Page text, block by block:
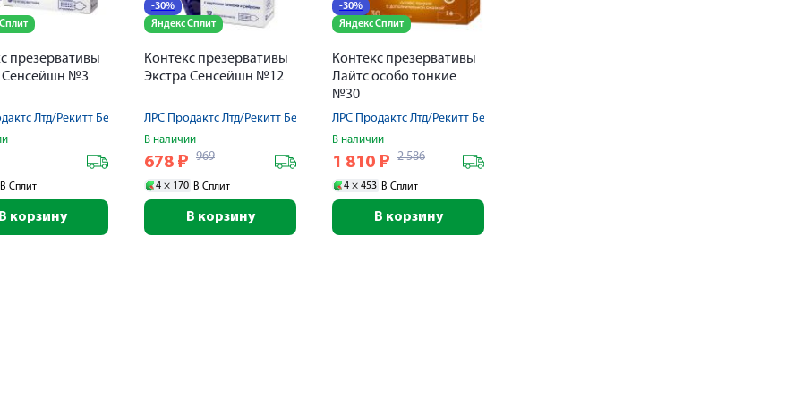
презервативы
Сенсейшн №3
Лтд/Рекитт Бенкизер Хэлскэр ООО
В Сплит
В корзину
-30%
Яндекс Сплит
Контекс презервативы
Экстра Сенсейшн №12
ЛРС Продактс Лтд/Рекитт Бенкизер Хэлскэр ООО
В наличии
678 ₽ 969
4 × 170 В Сплит
В корзину
-30%
Яндекс Сплит
Контекс презервативы
Лайтс особо тонкие
№30
ЛРС Продактс Лтд/Рекитт Бенкизер Хэлскэр ООО
В наличии
1 810 ₽ 2 586
4 × 453 В Сплит
В корзину